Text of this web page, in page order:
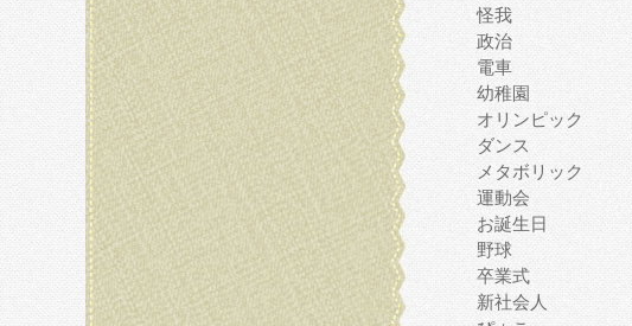
怪我
政治
電車
幼稚園
オリンピック
ダンス
メタボリック
運動会
お誕生日
野球
卒業式
新社会人